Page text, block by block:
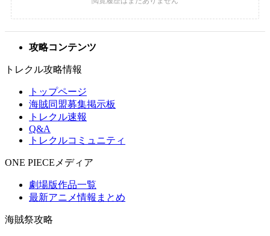
攻略コンテンツ
トレクル攻略情報
トップページ
海賊同盟募集掲示板
トレクル速報
Q&A
トレクルコミュニティ
ONE PIECEメディア
劇場版作品一覧
最新アニメ情報まとめ
海賊祭攻略